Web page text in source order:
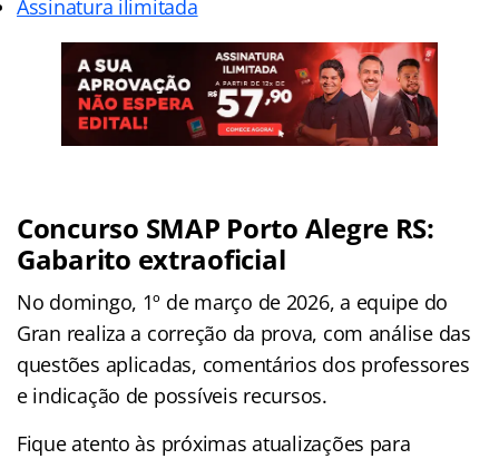
Assinatura ilimitada
Concurso SMAP Porto Alegre RS:
Gabarito extraoficial
No domingo, 1º de março de 2026, a equipe do
Gran realiza a correção da prova, com análise das
questões aplicadas, comentários dos professores
e indicação de possíveis recursos.
Fique atento às próximas atualizações para